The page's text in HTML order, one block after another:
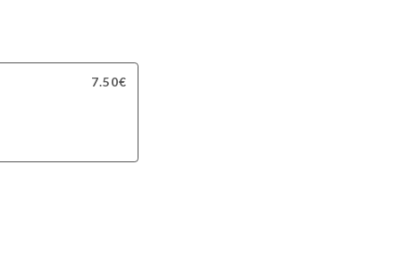
7.50€